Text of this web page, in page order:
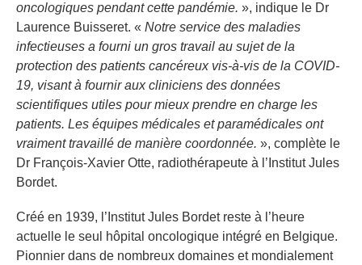
oncologiques pendant cette pandémie. », indique le Dr
Laurence Buisseret. « Notre service des maladies
infectieuses a fourni un gros travail au sujet de la
protection des patients cancéreux vis-à-vis de la COVID-
19, visant à fournir aux cliniciens des données
scientifiques utiles pour mieux prendre en charge les
patients. Les équipes médicales et paramédicales ont
vraiment travaillé de manière coordonnée. », complète le
Dr François-Xavier Otte, radiothérapeute à l’Institut Jules
Bordet.
Créé en 1939, l’Institut Jules Bordet reste à l’heure
actuelle le seul hôpital oncologique intégré en Belgique.
Pionnier dans de nombreux domaines et mondialement